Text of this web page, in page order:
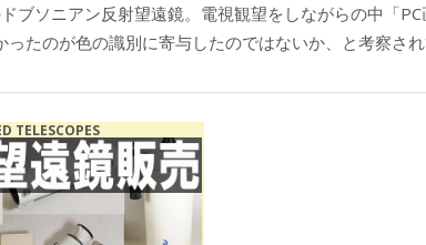
ブソニアン反射望遠鏡。電視観望をしながらの中「PC
たのが色の識別に寄与したのではないか、と考察され
TELESCOPES